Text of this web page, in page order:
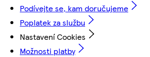
Podívejte se, kam doručujeme
Poplatek za službu
Nastavení Cookies
Možnosti platby